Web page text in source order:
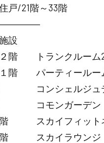
戸/21階～33階
設
階 トランクルーム
階 パーティールー
コンシェルジュデ
コモンガーデン
階 スカイフィット
階 スカイラウンジ